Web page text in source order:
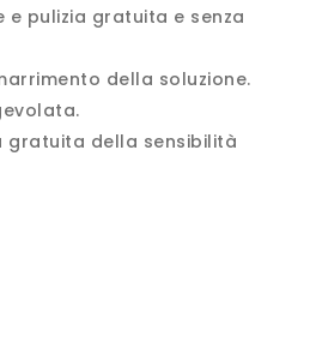
e pulizia gratuita e senza
della soluzione.
gratuita della sensibilità